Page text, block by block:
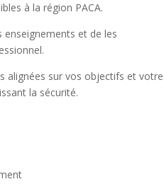
à la région PACA.
enseignements et de les
alignées sur vos objectifs et votre
la sécurité.